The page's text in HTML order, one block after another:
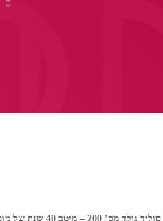
סוליד גולד מס’ 200 – מיטב 40 שנה של מוסיקה – השירים, הסיפורים, והפיספוסים – חלק 1